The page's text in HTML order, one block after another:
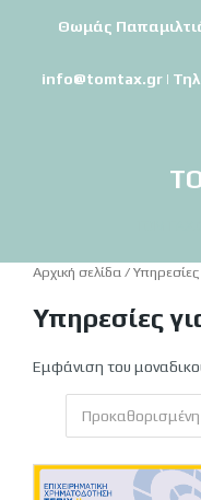
Θωμάς
info@tomtax.gr |
Αρχική σελίδα / Υπηρεσίες
Υπηρεσίες
Εμφάνιση του